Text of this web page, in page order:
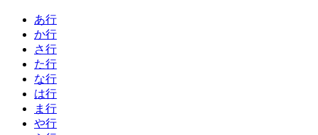
あ行
か行
さ行
た行
な行
は行
ま行
や行